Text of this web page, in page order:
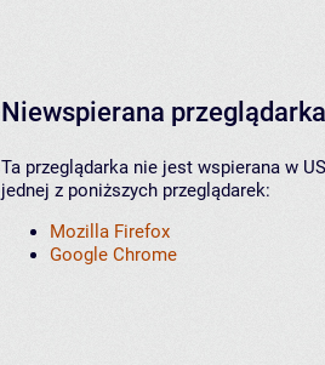
Niewspierana przeglądarka
Ta przeglądarka nie jest wspierana w
jednej z poniższych przeglądarek:
Mozilla Firefox
Google Chrome